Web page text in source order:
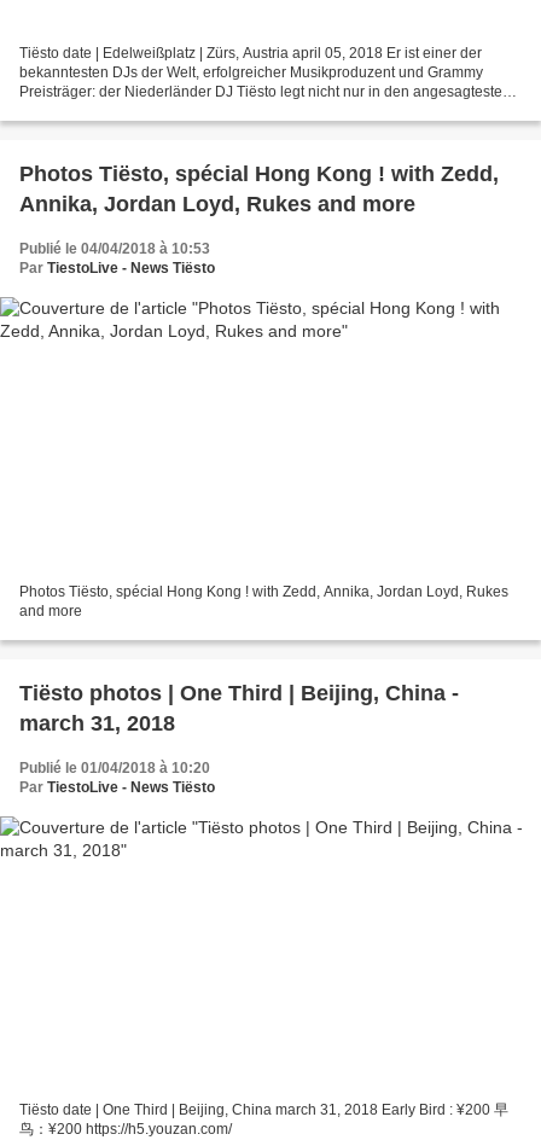
Tiësto date | Edelweißplatz | Zürs, Austria april 05, 2018 Er ist einer der
bekanntesten DJs der Welt, erfolgreicher Musikproduzent und Grammy
Preisträger: der Niederländer DJ Tiësto legt nicht nur in den angesagtesten
Photos Tiësto, spécial Hong Kong ! with Zedd,
Annika, Jordan Loyd, Rukes and more
Publié le 04/04/2018 à 10:53
Par TiestoLive - News Tiësto
Photos Tiësto, spécial Hong Kong ! with Zedd, Annika, Jordan Loyd, Rukes
and more
Tiësto photos | One Third | Beijing, China -
march 31, 2018
Publié le 01/04/2018 à 10:20
Par TiestoLive - News Tiësto
Tiësto date | One Third | Beijing, China march 31, 2018 Early Bird : ¥200 早
鸟：¥200 https://h5.youzan.com/